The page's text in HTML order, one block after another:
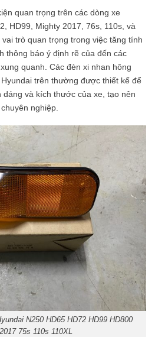
quan trọng trên các dòng xe
HD99, Mighty 2017, 76s, 110s, và
trò quan trọng trong việc tăng tính
thông báo ý định rẽ của đến các
quanh. Các đèn xi nhan hông
trên thường được thiết kế để
và kích thước của xe, tạo nên
nghiệp.
N250 HD65 HD72 HD99 HD800
75s 110s 110XL